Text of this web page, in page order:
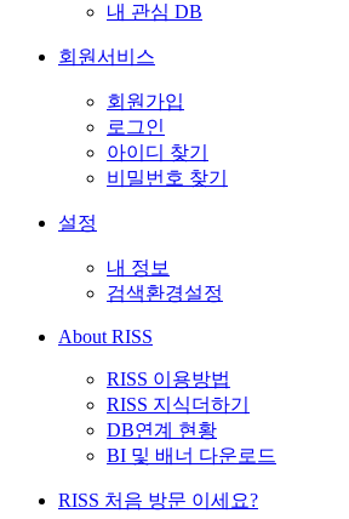
내 관심 DB
회원서비스
회원가입
로그인
아이디 찾기
비밀번호 찾기
설정
내 정보
검색환경설정
About RISS
RISS 이용방법
RISS 지식더하기
DB연계 현황
BI 및 배너 다운로드
RISS 처음 방문 이세요?